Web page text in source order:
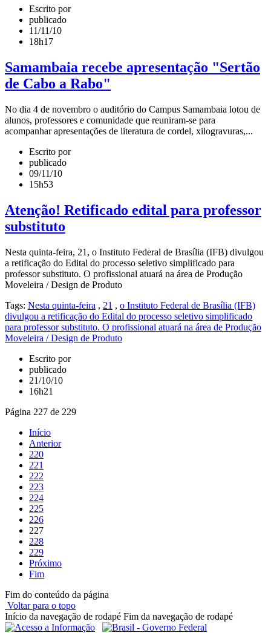
Escrito por
publicado
11/11/10
18h17
Samambaia recebe apresentação "Sertão
de Cabo a Rabo"
No dia 4 de novembro o auditório do Campus Samambaia lotou de
alunos, professores e comunidade que reuniram-se para
acompanhar apresentações de literatura de cordel, xilogravuras,...
Escrito por
publicado
09/11/10
15h53
Atenção! Retificado edital para professor
substituto
Nesta quinta-feira, 21, o Instituto Federal de Brasília (IFB) divulgou
a retificação do Edital do processo seletivo simplificado para
professor substituto. O profissional atuará na área de Produção
Moveleira / Design de Produto
Tags: Nesta quinta-feira , 21 , o Instituto Federal de Brasília (IFB)
divulgou a retificação do Edital do processo seletivo simplificado
para professor substituto. O profissional atuará na área de Produção
Moveleira / Design de Produto
Escrito por
publicado
21/10/10
16h21
Página 227 de 229
Início
Anterior
220
221
222
223
224
225
226
227
228
229
Próximo
Fim
Fim do conteúdo da página
Voltar para o topo
Início da navegação de rodapé Fim da navegação de rodapé